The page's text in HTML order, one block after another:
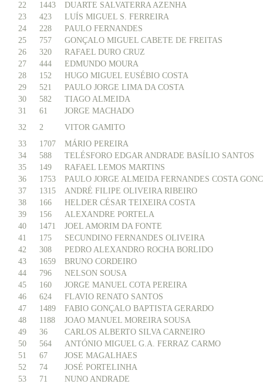
22
1443
DUARTE SALVATERRA AZENHA
23
423
LUÍS MIGUEL S. FERREIRA
24
228
PAULO FERNANDES
25
757
GONÇALO MIGUEL CABETE DE FREITAS
26
320
RAFAEL DURO CRUZ
27
444
EDMUNDO MOURA
28
152
HUGO MIGUEL EUSÉBIO COSTA
29
521
PAULO JORGE LIMA DA COSTA
30
582
TIAGO ALMEIDA
31
61
JORGE MACHADO
32
2
VITOR GAMITO
33
1707
MÁRIO PEREIRA
34
588
TELÉSFORO EDGAR ANDRADE BASÍLIO SANTOS
35
149
RAFAEL LEMOS MARTINS
36
1753
PAULO JORGE ALMEIDA FERNANDES COSTA
37
1315
ANDRÉ FILIPE OLIVEIRA RIBEIRO
38
166
HELDER CÉSAR TEIXEIRA COSTA
39
156
ALEXANDRE PORTELA
40
1471
JOEL AMORIM DA FONTE
41
175
SECUNDINO FERNANDES OLIVEIRA
42
308
PEDRO ALEXANDRO ROCHA BORLIDO
43
1659
BRUNO CORDEIRO
44
796
NELSON SOUSA
45
160
JORGE MANUEL COTA PEREIRA
46
624
FLAVIO RENATO SANTOS
47
1489
FABIO GONÇALO BAPTISTA GERARDO
48
1188
JOAO MANUEL MOREIRA SOUSA
49
36
CARLOS ALBERTO SILVA CARNEIRO
50
564
ANTÓNIO MIGUEL G.A. FERRAZ CARMO
51
67
JOSE MAGALHAES
52
74
JOSÉ PORTELINHA
53
71
NUNO ANDRADE